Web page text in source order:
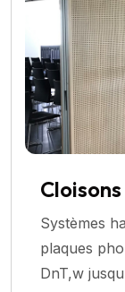
Systèmes
plaques
DnT,w